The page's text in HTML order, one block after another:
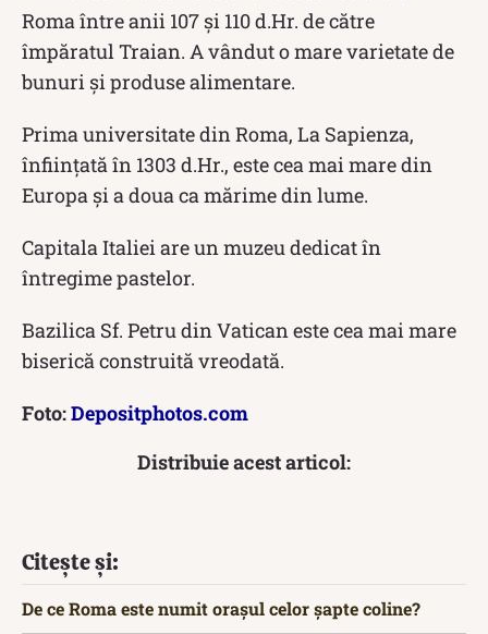
Roma între anii 107 și 110 d.Hr. de către
împăratul Traian. A vândut o mare varietate de
bunuri și produse alimentare.
Prima universitate din Roma, La Sapienza,
înființată în 1303 d.Hr., este cea mai mare din
Europa și a doua ca mărime din lume.
Capitala Italiei are un muzeu dedicat în
întregime pastelor.
Bazilica Sf. Petru din Vatican este cea mai mare
biserică construită vreodată.
Foto:Depositphotos.com
Distribuie acest articol:
Citește și:
De ce Roma este numit orașul celor șapte coline?